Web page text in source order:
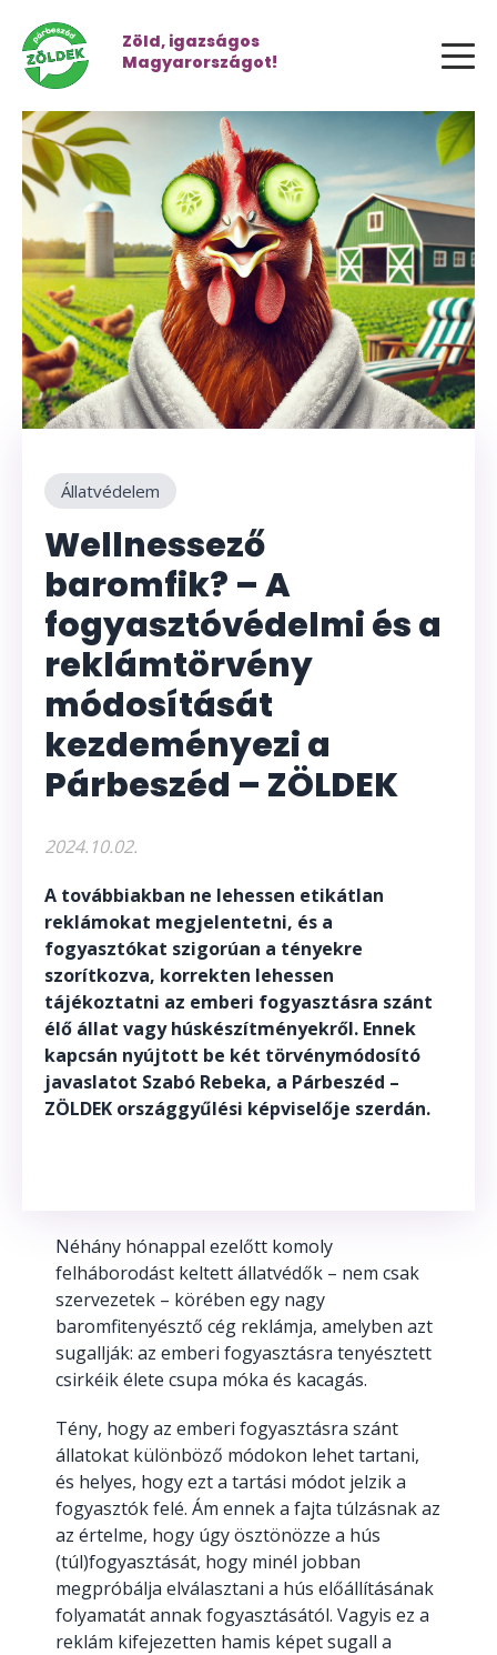
Zöld, igazságos
Magyarországot!
Állatvédelem
Wellnessező
baromfik? – A
fogyasztóvédelmi és a
reklámtörvény
módosítását
kezdeményezi a
Párbeszéd – ZÖLDEK
2024.10.02.
A továbbiakban ne lehessen etikátlan
reklámokat megjelentetni, és a
fogyasztókat szigorúan a tényekre
szorítkozva, korrekten lehessen
tájékoztatni az emberi fogyasztásra szánt
élő állat vagy húskészítményekről. Ennek
kapcsán nyújtott be két törvénymódosító
javaslatot Szabó Rebeka, a Párbeszéd –
ZÖLDEK országgyűlési képviselője szerdán.
Néhány hónappal ezelőtt komoly
felháborodást keltett állatvédők – nem csak
szervezetek – körében egy nagy
baromfitenyésztő cég reklámja, amelyben azt
sugallják: az emberi fogyasztásra tenyésztett
csirkéik élete csupa móka és kacagás.
Tény, hogy az emberi fogyasztásra szánt
állatokat különböző módokon lehet tartani,
és helyes, hogy ezt a tartási módot jelzik a
fogyasztók felé. Ám ennek a fajta túlzásnak az
az értelme, hogy úgy ösztönözze a hús
(túl)fogyasztását, hogy minél jobban
megpróbálja elválasztani a hús előállításának
folyamatát annak fogyasztásától. Vagyis ez a
reklám kifejezetten hamis képet sugall a